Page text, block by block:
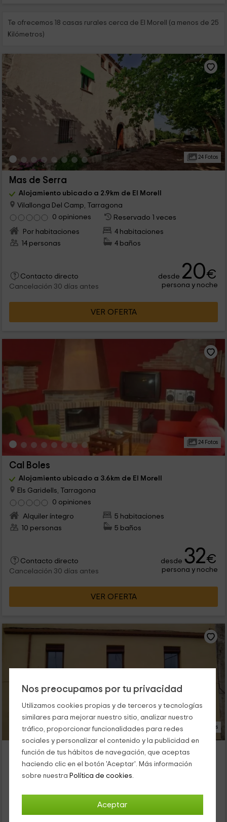
Nos preocupamos por tu privacidad
Utilizamos cookies propias y de terceros y tecnologías
similares para mejorar nuestro sitio, analizar nuestro
tráfico, proporcionar funcionalidades para redes
sociales y personalizar el contenido y la publicidad en
función de tus hábitos de navegación, que aceptas
haciendo clic en el botón 'Aceptar'. Más información
sobre nuestra Política de cookies.
Aceptar
Te ofrecemos 18 casas rurales cerca de El Morell (a menos de 25
Kilómetros)
24 Fotos
Mas de Serra
Alojamiento ubicado a 2.9km de El Morell
Vilallonga Del Camp, Tarragona
0 opiniones
Reservado 1 veces
Por habitaciones
4 habitaciones
14 personas
4 baños
Contacto directo
Cancelación 30 días antes
desde 20€
persona y noche
VER OFERTA
24 Fotos
Cal Boles
Alojamiento ubicado a 3.6km de El Morell
Els Garidells, Tarragona
0 opiniones
Alquiler íntegro
5 habitaciones
10 personas
5 baños
Contacto directo
Cancelación 30 días antes
desde 32€
persona y noche
VER OFERTA
19 Fotos
Ca l'Horténsia
Alojamiento ubicado a 3.8km de El Morell
El Rourell, Tarragona
4 habitaciones